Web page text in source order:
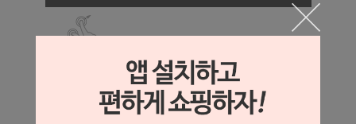
상세 정보를 확대해 보실 수 있습니다.